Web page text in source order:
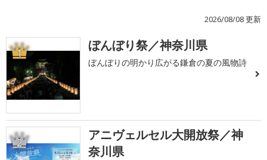
2026/08/08 更新
1 ぼんぼり祭／神奈川県
ぼんぼりの明かり広がる鎌倉の夏の風物詩
2
アニヴェルセル大開放祭／神
奈川県